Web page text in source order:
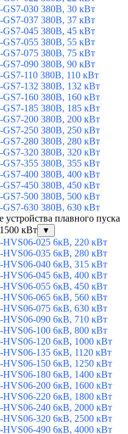
030 380В, 30 кВт
037 380В, 37 кВт
045 380В, 45 кВт
055 380В, 55 кВт
075 380В, 75 кВт
090 380В, 90 кВт
110 380В, 110 кВт
132 380В, 132 кВт
160 380В, 160 кВт
185 380В, 185 кВт
200 380В, 200 кВт
250 380В, 250 кВт
280 380В, 280 кВт
320 380В, 320 кВт
355 380В, 355 кВт
400 380В, 400 кВт
450 380В, 450 кВт
500 380В, 500 кВт
630 380В, 630 кВт
устройства плавного пуска
кВт
▼
025 6кВ, 220 кВт
035 6кВ, 280 кВт
040 6кВ, 315 кВт
045 6кВ, 400 кВт
055 6кВ, 450 кВт
065 6кВ, 560 кВт
075 6кВ, 630 кВт
090 6кВ, 710 кВт
100 6кВ, 800 кВт
120 6кВ, 1000 кВт
135 6кВ, 1120 кВт
150 6кВ, 1250 кВт
180 6кВ, 1400 кВт
200 6кВ, 1600 кВт
220 6кВ, 1800 кВт
240 6кВ, 2000 кВт
320 6кВ, 2500 кВт
490 6кВ, 4000 кВт